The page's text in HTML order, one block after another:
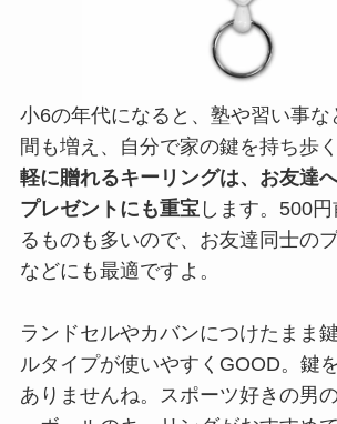
小6の年代になると、塾や習い事
間も増え、自分で家の鍵を持ち歩く
軽に贈れるキーリングは、お友達
プレゼントにも重宝 します。500
るものも多いので、お友達同士の
などにも最適ですよ。
ランドセルやカバンにつけたまま
ルタイプが使いやすくGOOD。鍵
ありませんね。スポーツ好きの男